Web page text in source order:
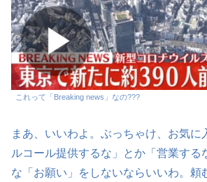
これって「Breaking news」なの???
まあ、いいわよ。ぶっちゃけ、お気に
ルコール提供するな」とか「営業する
な「お願い」をしないならいいわ。頼